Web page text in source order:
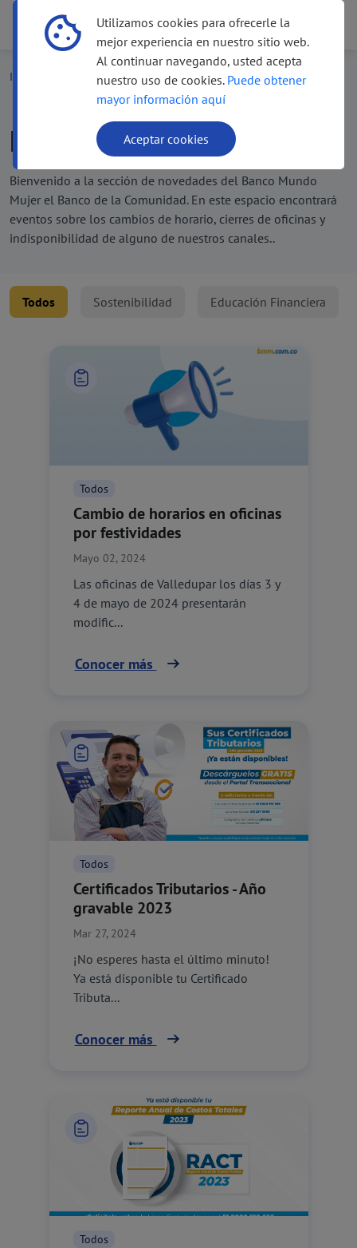
Inicio Novedades
Novedades
Bienvenido a la sección de novedades del Banco Mundo
Mujer el Banco de la Comunidad. En este espacio encontrará
eventos sobre los cambios de horario, cierres de oficinas y
indisponibilidad de alguno de nuestros canales..
Todos Sostenibilidad Educación Financiera
Todos
Cambio de horarios en oficinas
por festividades
Mayo 02, 2024
Las oficinas de Valledupar los días 3 y
4 de mayo de 2024 presentarán
modific...
Conocer más
Todos
Certificados Tributarios - Año
gravable 2023
Mar 27, 2024
¡No esperes hasta el último minuto!
Ya está disponible tu Certificado
Tributa...
Conocer más
Todos
Utilizamos cookies para ofrecerle la
mejor experiencia en nuestro sitio web.
Al continuar navegando, usted acepta
nuestro uso de cookies. Puede obtener
mayor información aquí
Aceptar cookies